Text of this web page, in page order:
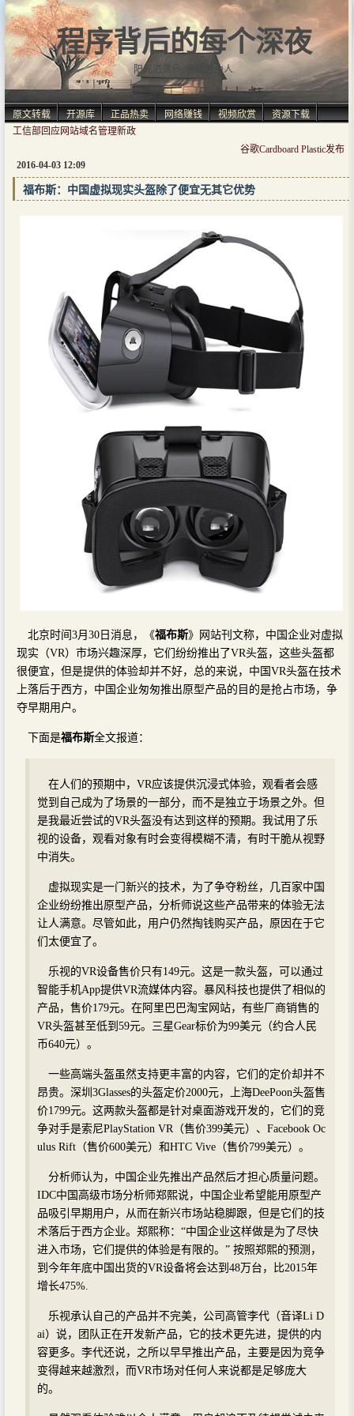
程序背后的每个深夜
阳光洒满肩, 仿佛自由人.
原文转载 开源库 正品热卖 网络赚钱 视频欣赏
资源下载
工信部回应网站域名管理新政
谷歌Cardboard Plastic发布
2016-04-03 12:09
福布斯：中国虚拟现实头盔除了便宜无其它优势
北京时间3月30日消息，《福布斯》网站刊文称，中国企业对虚拟
现实（VR）市场兴趣深厚，它们纷纷推出了VR头盔，这些头盔都
很便宜，但是提供的体验却并不好，总的来说，中国VR头盔在技术
上落后于西方，中国企业匆匆推出原型产品的目的是抢占市场，争
夺早期用户。
下面是福布斯全文报道：
在人们的预期中，VR应该提供沉浸式体验，观看者会感
觉到自己成为了场景的一部分，而不是独立于场景之外。但
是我最近尝试的VR头盔没有达到这样的预期。我试用了乐
视的设备，观看对象有时会变得模糊不清，有时干脆从视野
中消失。
虚拟现实是一门新兴的技术，为了争夺粉丝，几百家中国
企业纷纷推出原型产品，分析师说这些产品带来的体验无法
让人满意。尽管如此，用户仍然掏钱购买产品，原因在于它
们太便宜了。
乐视的VR设备售价只有149元。这是一款头盔，可以通过
智能手机App提供VR流媒体内容。暴风科技也提供了相似的
产品，售价179元。在阿里巴巴淘宝网站，有些厂商销售的
VR头盔甚至低到59元。三星Gear标价为99美元（约合人民
币640元）。
一些高端头盔虽然支持更丰富的内容，它们的定价却并不
昂贵。深圳3Glasses的头盔定价2000元，上海DeePoon头盔售
价1799元。这两款头盔都是针对桌面游戏开发的，它们的竞
争对手是索尼PlayStation VR（售价399美元）、Facebook Oc
ulus Rift（售价600美元）和HTC Vive（售价799美元）。
分析师认为，中国企业先推出产品然后才担心质量问题。
IDC中国高级市场分析师郑熙说，中国企业希望能用原型产
品吸引早期用户，从而在新兴市场站稳脚跟，但是它们的技
术落后于西方企业。郑熙称：“中国企业这样做是为了尽快
进入市场，它们提供的体验是有限的。” 按照郑熙的预测，
到今年年底中国出货的VR设备将会达到48万台，比2015年
增长475%.
乐视承认自己的产品并不完美，公司高管李代（音译Li D
ai）说，团队正在开发新产品，它的技术更先进，提供的内
容更多。李代还说，之所以早早推出产品，主要是因为竞争
变得越来越激烈，而VR市场对任何人来说都是足够庞大
的。